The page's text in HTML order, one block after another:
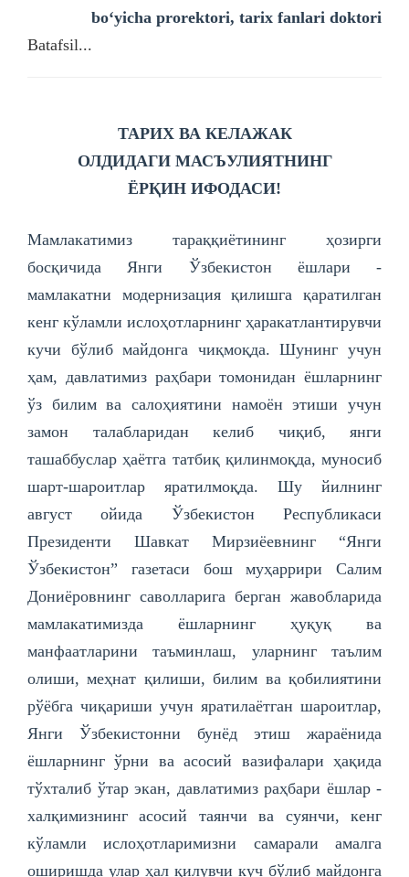
bo‘yicha prorektori, tarix fanlari doktori
Batafsil...
ТАРИХ ВА КЕЛАЖАК
ОЛДИДАГИ МАСЪУЛИЯТНИНГ
ЁРҚИН ИФОДАСИ!
Мамлакатимиз тараққиётининг ҳозирги
босқичида Янги Ўзбекистон ёшлари -
мамлакатни модернизация қилишга қаратилган
кенг кўламли ислоҳотларнинг ҳаракатлантирувчи
кучи бўлиб майдонга чиқмоқда. Шунинг учун
ҳам, давлатимиз раҳбари томонидан ёшларнинг
ўз билим ва салоҳиятини намоён этиши учун
замон талабларидан келиб чиқиб, янги
ташаббуслар ҳаётга татбиқ қилинмоқда, муносиб
шарт-шароитлар яратилмоқда. Шу йилнинг
август ойида Ўзбекистон Республикаси
Президенти Шавкат Мирзиёевнинг “Янги
Ўзбекистон” газетаси бош муҳаррири Салим
Дониёровнинг саволларига берган жавобларида
мамлакатимизда ёшларнинг ҳуқуқ ва
манфаатларини таъминлаш, уларнинг таълим
олиши, меҳнат қилиши, билим ва қобилиятини
рўёбга чиқариши учун яратилаётган шароитлар,
Янги Ўзбекистонни бунёд этиш жараёнида
ёшларнинг ўрни ва асосий вазифалари ҳақида
тўхталиб ўтар экан, давлатимиз раҳбари ёшлар -
халқимизнинг асосий таянчи ва суянчи, кенг
кўламли ислоҳотларимизни самарали амалга
оширишда улар ҳал қилувчи куч бўлиб майдонга